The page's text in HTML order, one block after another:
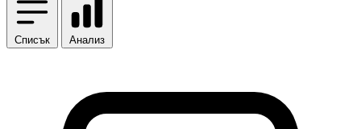
Списък Анализ